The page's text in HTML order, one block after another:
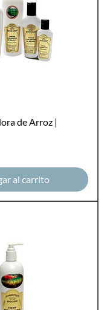
de Arroz |
al carrito